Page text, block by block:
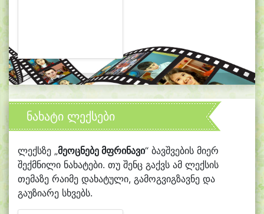
ნახატი ლექსები
ლექსზე „მეოცნებე მფრინავი“ ბავშვების მიერ
შექმნილი ნახატები. თუ შენც გაქვს ამ ლექსის
თემაზე რაიმე დახატული, გამოგვიგზავნე და
გაუზიარე სხვებს.